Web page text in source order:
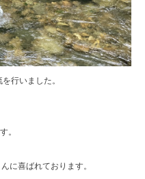
行いました。
。
に喜ばれております。